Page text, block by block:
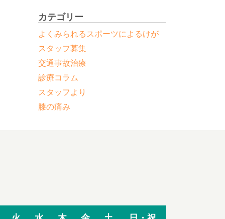
カテゴリー
よくみられるスポーツによるけが
スタッフより
スタッフ募集
交通事故治療
膝の痛み
診療コラム